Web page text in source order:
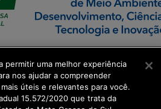
permitir uma melhor experiência
nos ajudar a compreender
úteis e relevantes para você.
15.572/2020 que trata da